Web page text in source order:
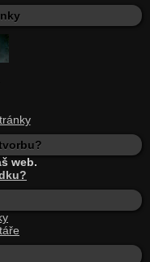
web.